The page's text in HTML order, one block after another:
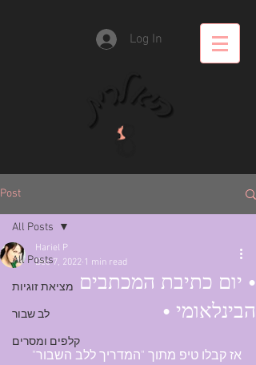
Log In
Post
All Posts
מציאת זוגיות
לב שבור
קלפים ומסרים
All Posts
• יום כתיבת המכתבים
הבינלאומי •
Hariel P
Dec 7, 2022 1 min read
אז קבלו טיפ מתוך "המדריך ללב השבור"